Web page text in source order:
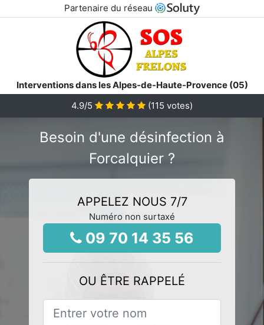
Partenaire du réseau
Interventions dans les Alpes-de-Haute-Provence (05)
4.9/5 (115 votes)
Besoin d'une désinfection à
Forcalquier ?
APPELEZ NOUS 7/7
Numéro non surtaxé
09 70 14 35 56
OU ÊTRE RAPPELÉ